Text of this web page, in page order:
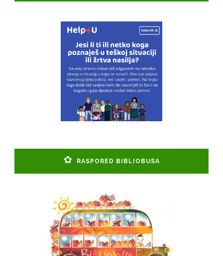
RASPORED BIBLIOBUSA